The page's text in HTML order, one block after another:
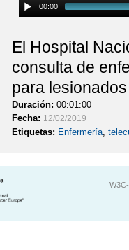
00:00
El Hospital
consulta de
para
Duración: 00:01:00
Fecha: 12/02/2019
Etiquetas: Enfermería,